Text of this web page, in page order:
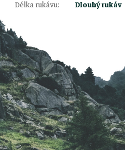
Délka rukávu: Dlouhý rukáv
á
p
a
t
í